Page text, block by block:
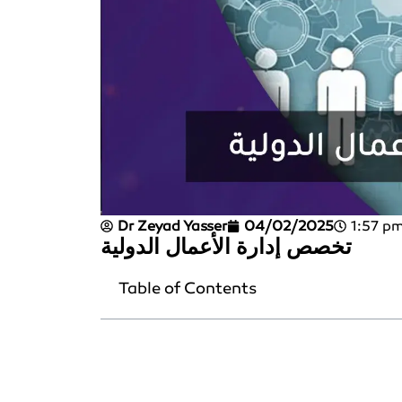
Dr Zeyad Yasser 04/02/2025 1:57
تخصص إدارة الأعمال الدولية
Table of Contents